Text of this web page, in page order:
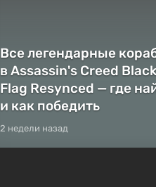
Все легендарные
в Assassin's Creed Black
Flag Resynced — где
и как победить
2 недели назад